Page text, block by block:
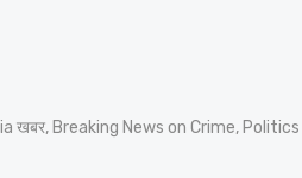
खबर, Breaking News on Crime, Politics